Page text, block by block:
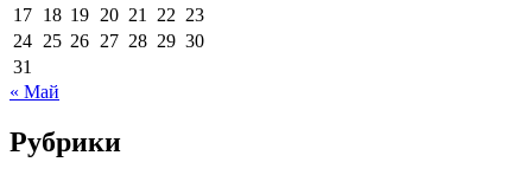
17 18 19 20 21 22 23
24 25 26 27 28 29 30
31
« Май
Рубрики